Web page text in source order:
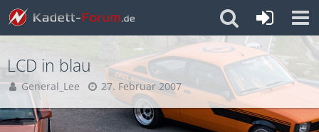
LCD in blau
General_Lee 27. Februar 2007